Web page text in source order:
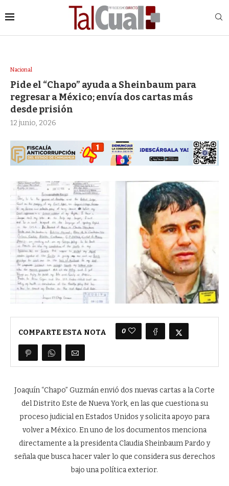
Nacional
Pide el “Chapo” ayuda a Sheinbaum para
regresar a México; envía dos cartas más
desde prisión
12 junio, 2026
COMPARTE ESTA NOTA 0
Joaquín “Chapo” Guzmán envió dos nuevas cartas a la Corte
del Distrito Este de Nueva York, en las que cuestiona su
proceso judicial en Estados Unidos y solicita apoyo para
volver a México. En uno de los documentos menciona
directamente a la presidenta Claudia Sheinbaum Pardo y
señala que busca hacer valer lo que considera sus derechos
bajo una política exterior.